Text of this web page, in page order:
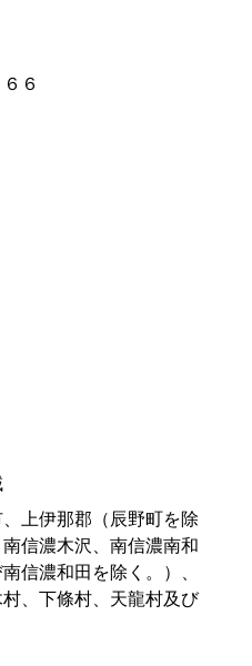
６
上伊那郡（辰野町を除
信濃木沢、南信濃南和
信濃和田を除く。）、
、下條村、天龍村及び